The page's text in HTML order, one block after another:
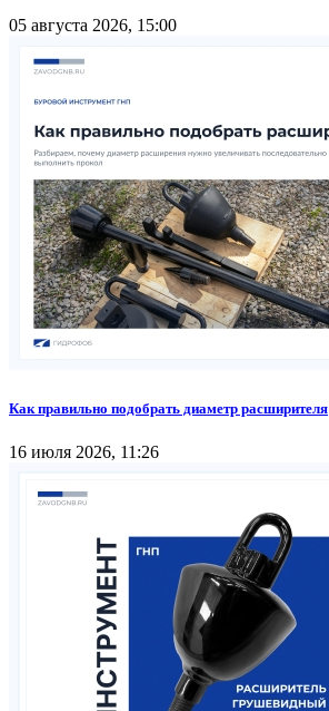
05 августа 2026, 15:00
Как правильно подобрать диаметр расширителя
16 июля 2026, 11:26